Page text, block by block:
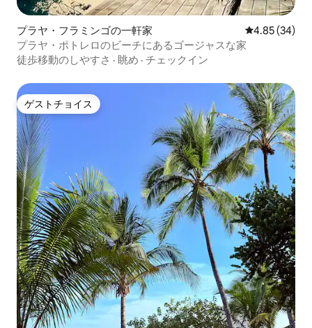
プラヤ・フラミンゴの一軒家 レビュー34
4.85 (34)
プラヤ・ポトレロのビーチにあるゴージャスな家
徒歩移動のしやすさ · 眺め · チェックイン
ゲストチョイス
ゲストチョイス